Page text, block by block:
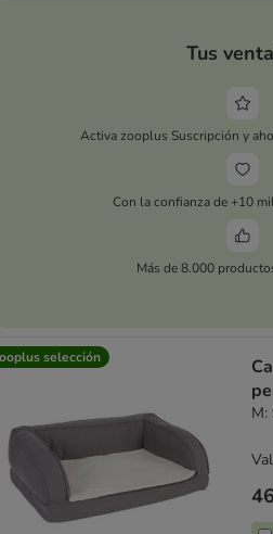
Tus
Activa zooplus Suscripción y
Con la confianza de +10
Más de 8.000
selección
M: